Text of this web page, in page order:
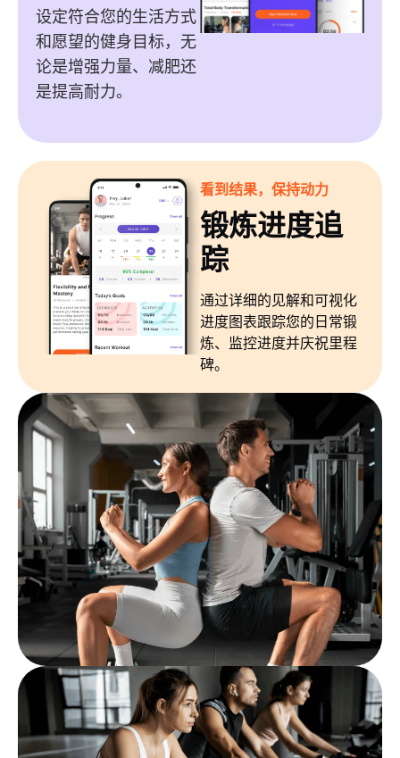
设定符合您的生活方式
和愿望的健身目标，无
论是增强力量、减肥还
是提高耐力。
看到结果，保持动力
锻炼进度追
踪
通过详细的见解和可视化
进度图表跟踪您的日常锻
炼、监控进度并庆祝里程
碑。